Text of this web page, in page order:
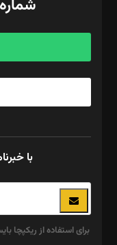
آگهی و مشترکین: ۰۹۱۹۹۹۹۰۴۵۴
شماره ۱۴۷ - مرداد ۱۴۰۵
با